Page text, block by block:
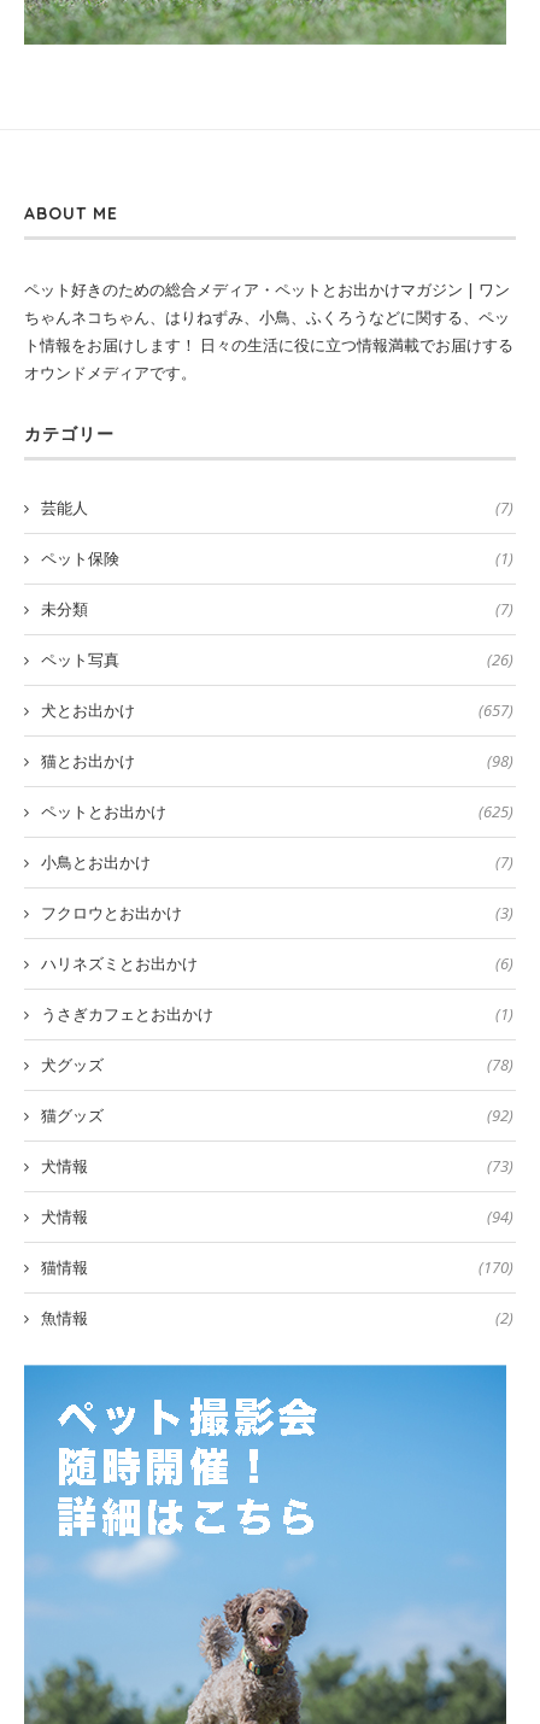
ABOUT ME
ペット好きのための総合メディア・ペットとお出かけマガジン | ワン
ちゃんネコちゃん、はりねずみ、小鳥、ふくろうなどに関する、ペッ
ト情報をお届けします！ 日々の生活に役に立つ情報満載でお届けする
オウンドメディアです。
カテゴリー
芸能人 (7)
ペット保険 (1)
未分類 (7)
ペット写真 (26)
犬とお出かけ (657)
猫とお出かけ (98)
ペットとお出かけ (625)
小鳥とお出かけ (7)
フクロウとお出かけ (3)
ハリネズミとお出かけ (6)
うさぎカフェとお出かけ (1)
犬グッズ (78)
猫グッズ (92)
犬情報 (73)
犬情報 (94)
猫情報 (170)
魚情報 (2)